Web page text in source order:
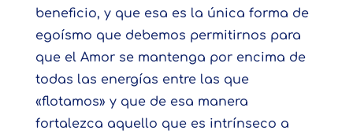
beneficio, y que esa es la única forma de
egoísmo que debemos permitirnos para
que el Amor se mantenga por encima de
todas las energías entre las que
«flotamos» y que de esa manera
fortalezca aquello que es intrínseco a